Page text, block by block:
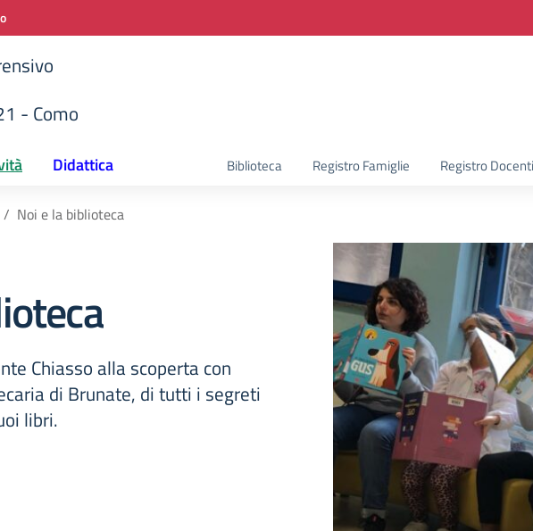
- Como
Didattica Biblioteca Registro Famiglie Registro Docenti
Noi e la biblioteca
Chiasso alla scoperta con
di Brunate, di tutti i segreti
libri.